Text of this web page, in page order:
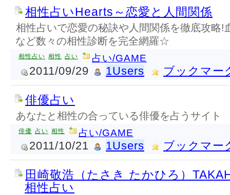
相性占いHearts～恋愛と人間関係
相性占いで恋愛の秘訣や人間関係を徹底攻略!
など数々の相性診断を完全網羅☆
相性占い 相性 占い 占い/GAME
2011/09/29 1Users ブックマー
俳優占い
あなたと相性の合っている俳優を占うサイト
俳優 占い 相性 占い/GAME
2011/10/21 1Users ブックマー
田崎敬浩（たさき たかひろ）
相性占い